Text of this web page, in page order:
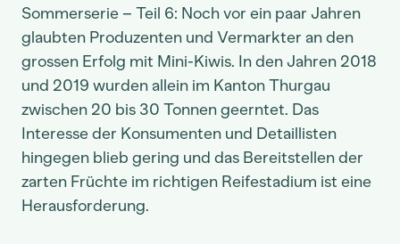
Sommerserie – Teil 6: Noch vor ein paar Jahren
glaubten Produzenten und Vermarkter an den
grossen Erfolg mit Mini-Kiwis. In den Jahren 2018
und 2019 wurden allein im Kanton Thurgau
zwischen 20 bis 30 Tonnen geerntet. Das
Interesse der Konsumenten und Detaillisten
hingegen blieb gering und das Bereitstellen der
zarten Früchte im richtigen Reifestadium ist eine
Herausforderung.